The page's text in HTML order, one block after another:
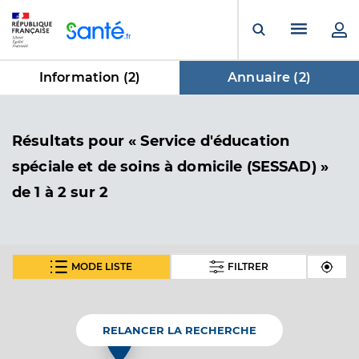
Ouvrir laMenu
Information (2) Annuaire (2)
Résultats dans Annuaire
pour « Service d'éducation
spéciale et de soins à domicile (SESSAD) »
de 1 à 2 sur 2
MODE LISTE FILTRER
(SESSAD)
Etablissement de soins
RELANCER LA RECHERCHE